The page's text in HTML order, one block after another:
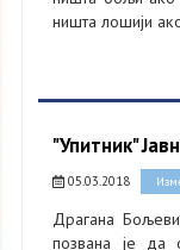
ништа лошији
"Упитник"
05.03.2018
Драгана
позвана је да